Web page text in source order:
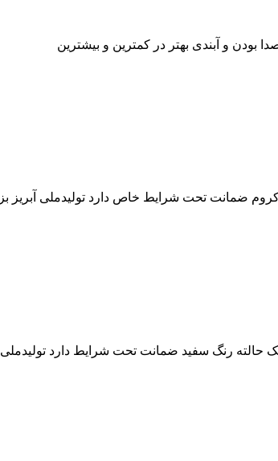
بودن و آبندی بهتر در کمترین و بیشترین
حالته رنگ سفید ضمانت تحت شرایط دارد تولیدملی